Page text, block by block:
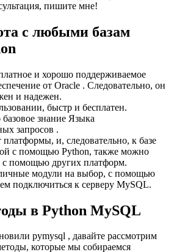
пишите мне!
с любыми базам
и хорошо поддерживаемое
от Oracle . Следовательно, он
и надежен.
быстр и бесплатен.
базовое знание Языка
запросов .
и, следовательно, к базе
с помощью Python, также можно
с помощью других платформ.
модули на выбор, с помощью
подключиться к серверу MySQL.
в Python MySQL
pymysql , давайте рассмотрим
которые мы собираемся